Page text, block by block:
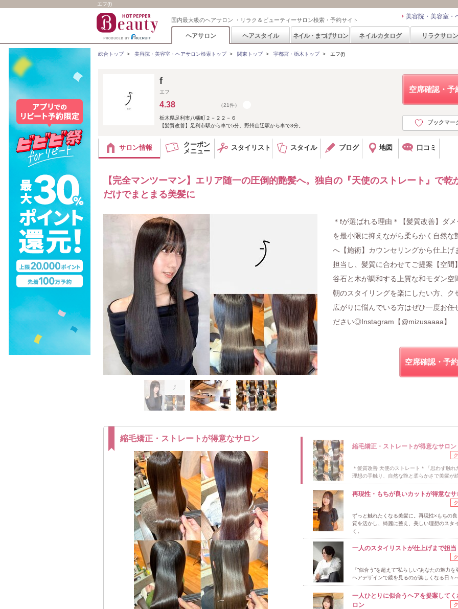
エフ(f)
国内最大級のヘアサロン ・リラク＆ビューティーサロン検索・予約サイト 美容院・美容室・
ヘアサロン ヘアスタイル ネイル・まつげサロン ネイルカタログ リラクサロン
総合トップ> 美容院・美容室・ヘアサロン検索トップ> 関東トップ> 宇都宮・栃木トップ> エフ(f)
空席確認・予
ブックマー
f
エフ
4.38 （21件）
栃木県足利市八幡町２－２２－６
【髪質改善】足利市駅から車で5分。野州山辺駅から車で3分。
サロン情報
クーポン
メニュー
スタイリスト スタイル ブログ 地図 口コミ
【完全マンツーマン】エリア随一の圧倒的艶髪へ。独自の『天使のストレート』で乾
だけでまとまる美髪に
＊fが選ばれる理由＊【髪質改善】ダ
を最小限に抑えながら柔らかく自然な
へ【施術】カウンセリングから仕上げ
担当し、髪質に合わせてご提案【空間
谷石と木が調和する上質な和モダン空
朝のスタイリングを楽にしたい方、ク
広がりに悩んでいる方はぜひ一度お任
ださい◎Instagram【@mizusaaaa】
空席確認・予
縮毛矯正・ストレートが得意なサロン
縮毛矯正・ストレートが得意なサロン
＊髪質改善 天使のストレート＊「思わず触れ
理想の手触り、自然な艶と柔らかさで美髪が
再現性・もちが良いカットが得意なサ
ずっと触れたくなる美髪に。再現性×もちの
質を活かし、綺麗に整え、美しい理想のスタ
く。
一人のスタイリストが仕上げまで担当
「”似合う”を超えて”私らしい”あなたの魅力を
ヘアデザインで鏡を見るのが楽しくなる日々
一人ひとりに似合うヘアを提案してく
ロン